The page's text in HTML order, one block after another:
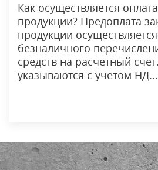
Как осуществляется
продукции? Предоплата
продукции
безналичного
средств на расчетный
указываются с учетом НД...